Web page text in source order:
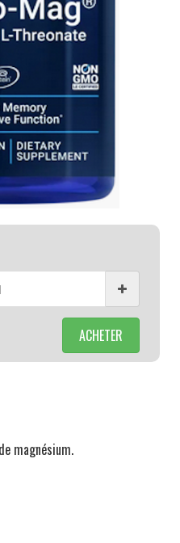
ACHETER
magnésium.